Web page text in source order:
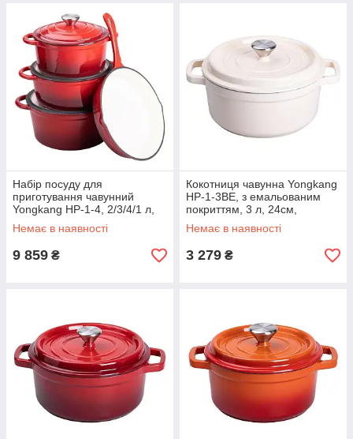
Набір посуду для
приготування чавунний
Yongkang HP-1-4, 2/3/4/1 л,
червоний
Немає в наявності
9 859 ₴
Кокотниця чавунна Yongkang
HP-1-3BE, з емальованим
покриттям, 3 л, 24см,
бежевий
Немає в наявності
3 279 ₴